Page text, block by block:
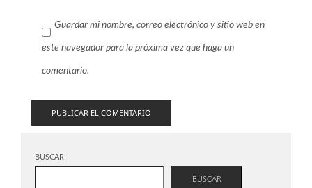
Guardar mi nombre, correo electrónico y sitio web en
este navegador para la próxima vez que haga un
comentario.
BUSCAR
BUSCAR